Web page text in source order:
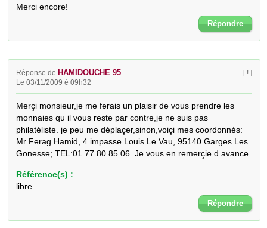
Merci encore!
Répondre
Réponse de HAMIDOUCHE 95
Le 03/11/2009 é 09h32
[ ! ]
Merçi monsieur,je me ferais un plaisir de vous prendre les
monnaies qu il vous reste par contre,je ne suis pas
philatéliste. je peu me déplaçer,sinon,voiçi mes coordonnés:
Mr Ferag Hamid, 4 impasse Louis Le Vau, 95140 Garges Les
Gonesse; TEL:01.77.80.85.06. Je vous en remerçie d avance
Référence(s) :
libre
Répondre